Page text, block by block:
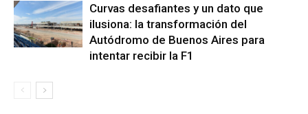
Curvas desafiantes y un dato que
ilusiona: la transformación del
Autódromo de Buenos Aires para
intentar recibir la F1